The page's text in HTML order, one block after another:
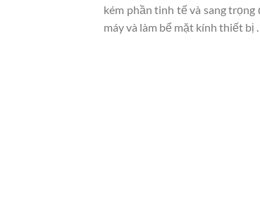
kém phần tinh tế và sang
máy và làm bể mặt kính thiết